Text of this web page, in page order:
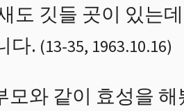
도 깃들 곳이 있는
다. (13-35, 1963.10.16)
와 같이 효성을